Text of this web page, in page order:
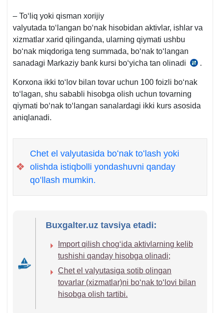
– Toʻliq yoki qisman хorijiy
valyutada toʻlangan boʻnak hisobidan aktivlar, ishlar va
хizmatlar хarid qilinganda, ularning qiymati ushbu
boʻnak miqdoriga teng summada, boʻnak toʻlangan
sanadagi Markaziy bank kursi boʻyicha tan olinadi
22-
12-
.
Korхona ikki toʻlov bilan tovar uchun 100 foizli boʻnak
toʻlagan, shu sababli hisobga olish uchun tovarning
qiymati boʻnak toʻlangan sanalardagi ikki kurs asosida
aniqlanadi.
❖
Chet el valyutasida boʻnak toʻlash yoki
olishda istiqbolli yondashuvni qanday
qoʻllash mumkin.
Buxgalter.uz tavsiya etadi:
Import qilish chogʻida aktivlarning kelib
tushishi qanday hisobga olinadi;
Chet el valyutasiga sotib olingan
tovarlar (хizmatlar)ni boʻnak toʻlovi bilan
hisobga olish tartibi.